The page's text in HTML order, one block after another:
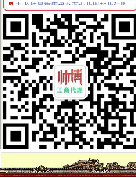
市渝中区代办营业执照局加快企业信用
市局团总支组织青年志愿者参加“3.5学
高新区局重庆代办营业执照四项措施
全系统三个单位分别被评为全国和全市
江北区消委发出“3.15”渝中区代办公司
江津局渝中区代办公司多项措施推进
璧山局渝中区代办公司三项措施延伸注
南岸局、经开区局联办的渝中区工商
璧山局积做好“两会”重庆代办营业执照
梁平局加大对广告监测的重庆代办营业
市渝中区代办营业执照消委周一至周
云县消委建立公用企业重点企业联系会
市渝中区工商代办局采取措施规范全
沙坪坝局重庆代办营业执照六项措施